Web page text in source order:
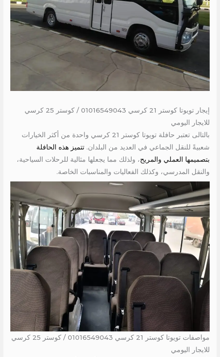
إيجار تويوتا كوستر 21 كرسي 01016549043 / كوستر 25 كرسي
للايجار اليومي
بالتالى تعتبر حافلة تويوتا كوستر 21 كرسي واحدة من أكثر الخيارات
شعبيةً للنقل الجماعي في العديد من البلدان. تتميز هذه الحافلة
بتصميمها العملي والمريح، ولذلك مما يجعلها مثالية للرحلات السياحية،
والنقل المدرسي، وكذلك الفعاليات والمناسبات الخاصة.
مواصفات تويوتا كوستر 21 كرسي 01016549043 / كوستر 25 كرسي
للايجار اليومي